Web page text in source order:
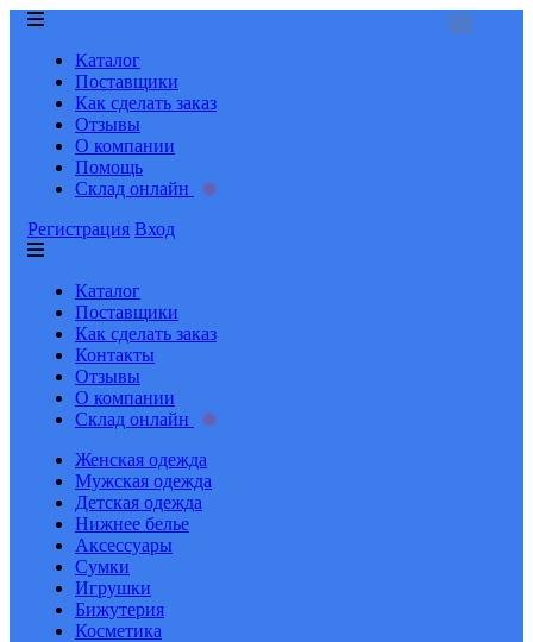
Каталог
Поставщики
Как сделать заказ
Отзывы
О компании
Помощь
Склад онлайн
Регистрация Вход
Каталог
Поставщики
Как сделать заказ
Контакты
Отзывы
О компании
Склад онлайн
Женская одежда
Мужская одежда
Детская одежда
Нижнее белье
Аксессуары
Сумки
Игрушки
Бижутерия
Косметика